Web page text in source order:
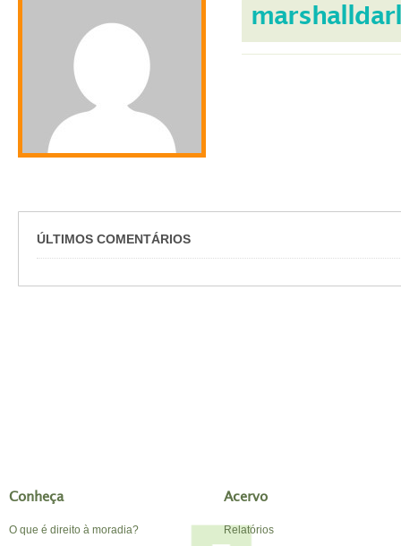
ÚLTIMOS COMENTÁRIOS
Conheça
O que é direito à moradia?
Acervo
Relatórios